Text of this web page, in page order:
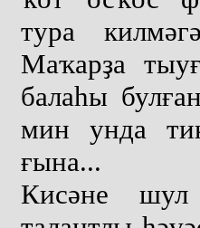
тура
Маҡарҙа
балаһы
мин унда
ғына...
Кисәне шул